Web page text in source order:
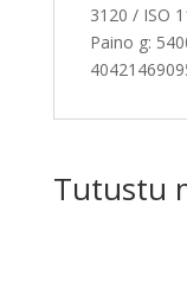
3120 / ISO
Paino g:
Tutustu